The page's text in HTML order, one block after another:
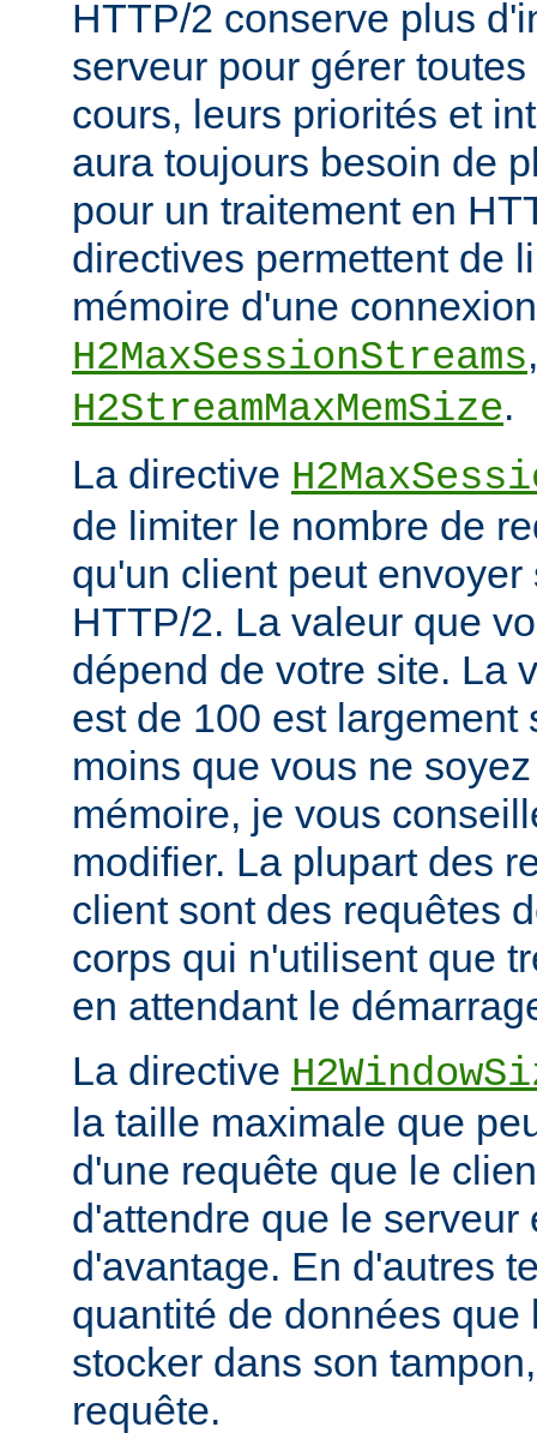
HTTP/2 conserve plus
serveur pour gérer
cours, leurs priorités et
aura toujours besoin de
pour un traitement en
directives permettent de
mémoire d'une
H2MaxSessionStreams
H2StreamMaxMemSize.
La directive
de limiter le nombre de
qu'un client peut
HTTP/2. La valeur que
dépend de votre site. La
est de 100 est largement
moins que vous ne
mémoire, je vous
modifier. La plupart des
client sont des requêtes
corps qui n'utilisent que
en attendant le
La directive
la taille maximale que
d'une requête que le
d'attendre que le serveur
d'avantage. En d'autres
quantité de données que
stocker dans son
requête.